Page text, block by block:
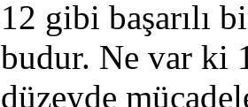
12 gibi başarılı
budur. Ne var ki
düzeyde